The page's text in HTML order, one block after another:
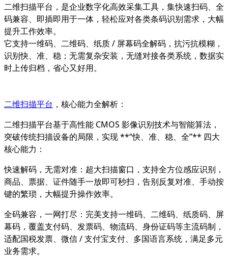
二维扫描平台，是企业数字化高效采集工具，集快速扫码、全
码兼容、即插即用于一体，轻松应对各类条码识别需求，大幅
提升工作效率。
它支持一维码、二维码、纸质 / 屏幕码全解码，抗污抗模糊，
识别快、准、稳；无需复杂安装，无缝对接各类系统，数据实
时上传归档，省心又好用。
二维扫描平台 ，核心能力全解析：
二维扫描平台基于高性能 CMOS 影像识别技术与智能算法，
突破传统扫描设备的局限，实现 **“快、准、稳、全”** 四大
核心能力：
快速解码，无需对准 ：超大扫描窗口，支持全方位感应识别，
商品、票据、证件随手一放即可秒扫，告别反复对准、手动按
键的繁琐，大幅提升操作效率。
全码兼容，一网打尽 ：完美支持一维码、二维码、纸质码、屏
幕码，覆盖支付码、发票码、物流码、身份证码等主流码制，
适配国税发票、微信 / 支付宝支付、多国语言系统，满足多元
业务需求。